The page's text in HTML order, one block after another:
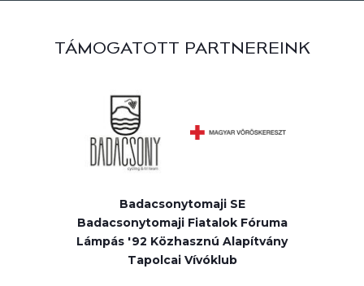
TÁMOGATOTT PARTNEREINK
Badacsonytomaji SE
Badacsonytomaji Fiatalok Fóruma
Lámpás '92 Közhasznú Alapítvány
Tapolcai Vívóklub